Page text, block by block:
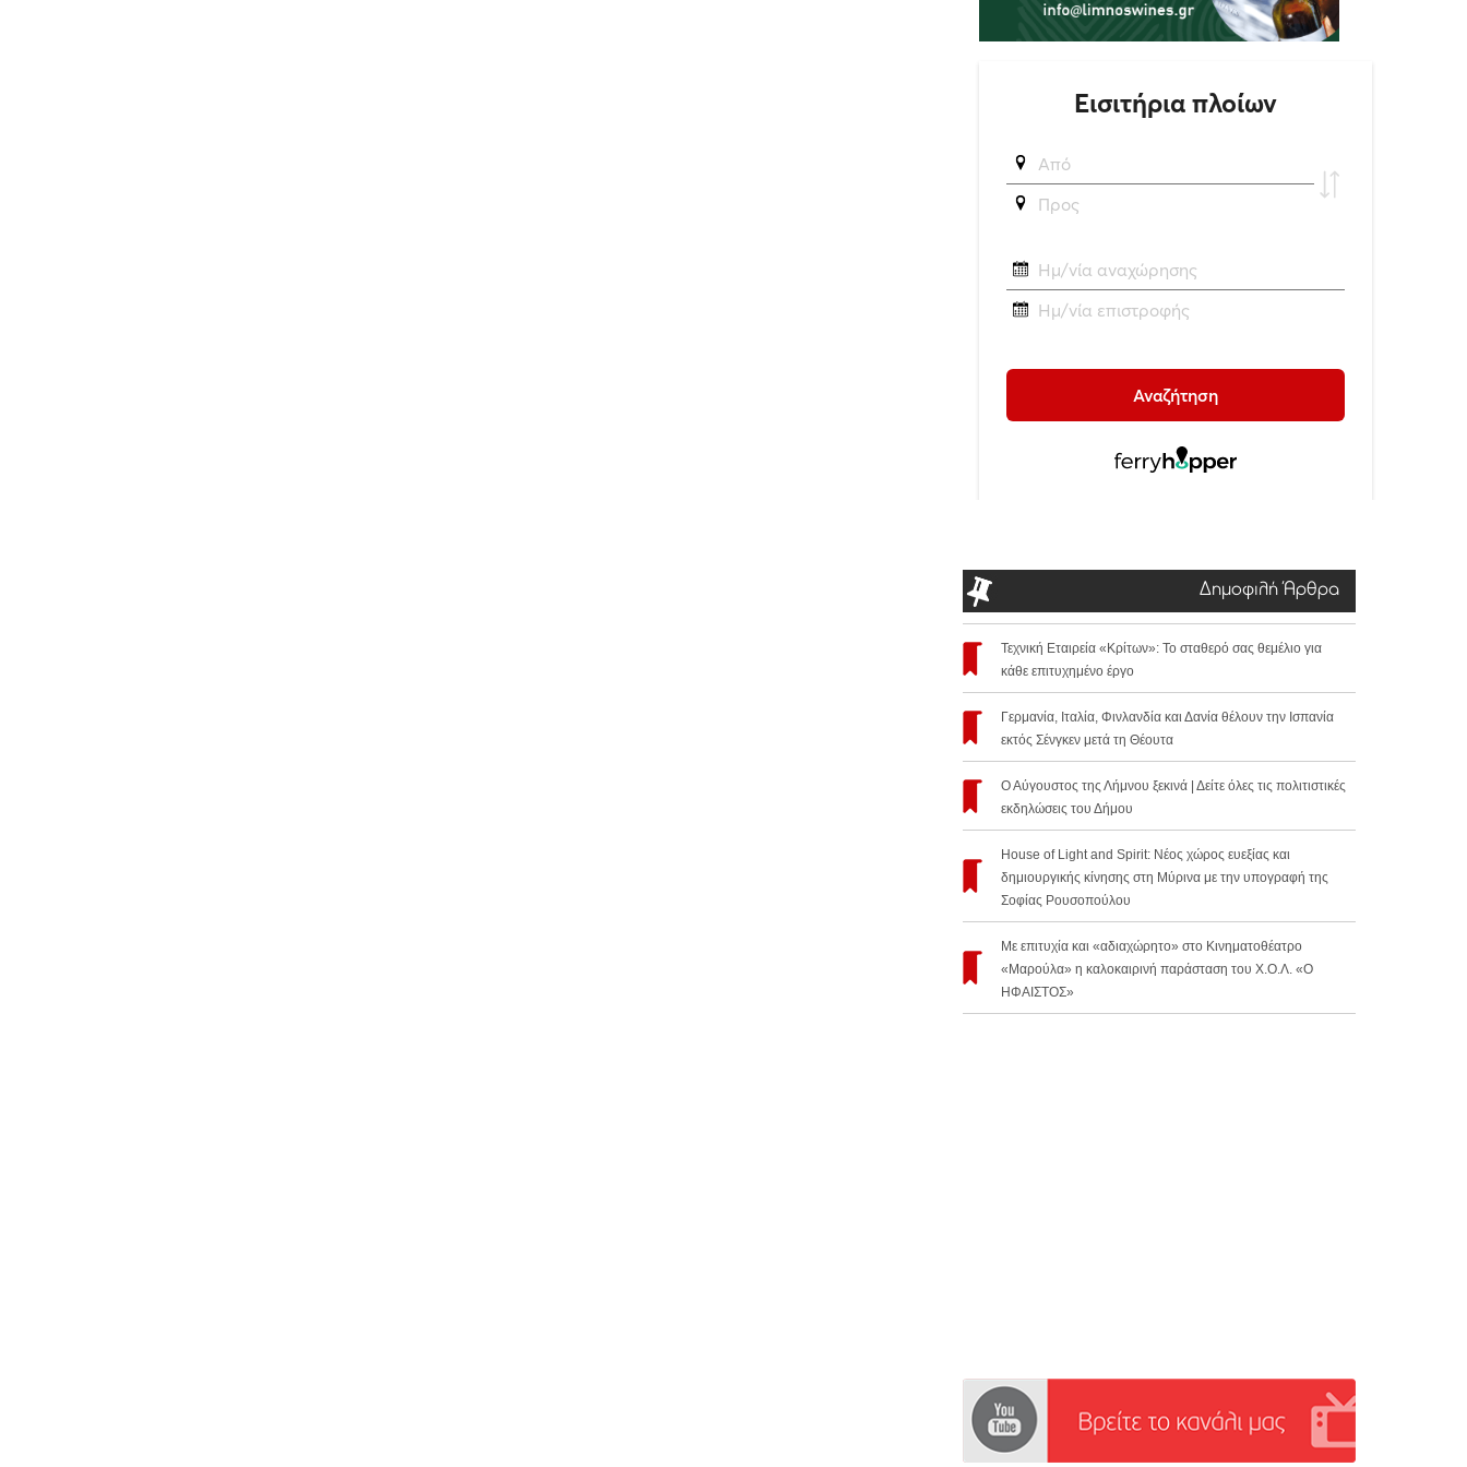
Δημοφιλή Άρθρα
Τεχνική Εταιρεία «Κρίτων»: Το σταθερό σας θεμέλιο για
κάθε επιτυχημένο έργο
Γερμανία, Ιταλία, Φινλανδία και Δανία θέλουν την Ισπανία
εκτός Σένγκεν μετά τη Θέουτα
Ο Αύγουστος της Λήμνου ξεκινά | Δείτε όλες τις πολιτιστικές
εκδηλώσεις του Δήμου
House of Light and Spirit: Νέος χώρος ευεξίας και
δημιουργικής κίνησης στη Μύρινα με την υπογραφή της
Σοφίας Ρουσοπούλου
Με επιτυχία και «αδιαχώρητο» στο Κινηματοθέατρο
«Μαρούλα» η καλοκαιρινή παράσταση του Χ.Ο.Λ. «Ο
ΗΦΑΙΣΤΟΣ»